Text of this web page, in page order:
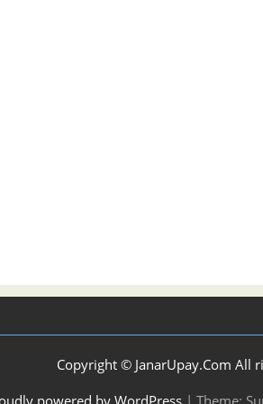
Copyright © JanarUpay.Com All
powered by WordPress | Theme: